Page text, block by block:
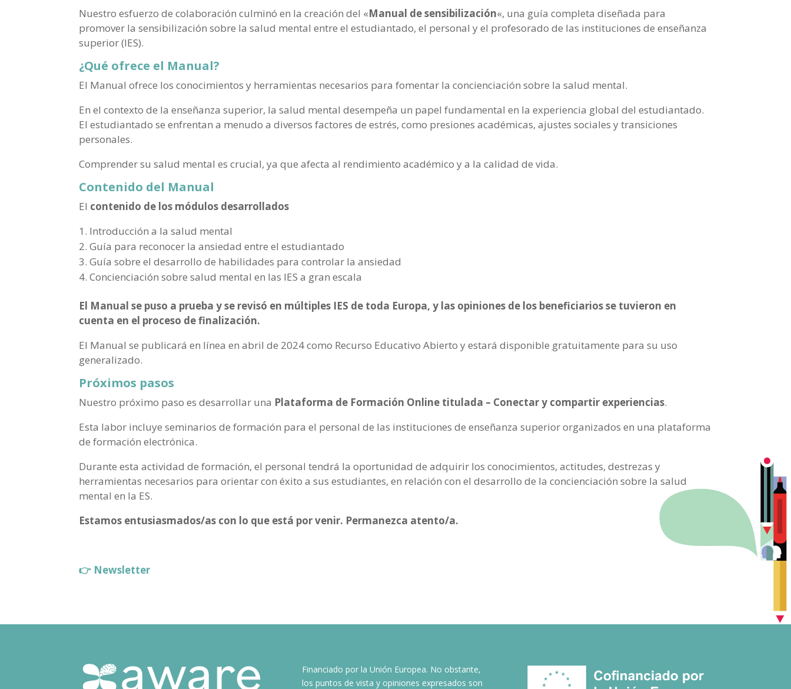
Nuestro esfuerzo de colaboración culminó en la creación del «Manual de sensibilización«, una guía completa diseñada para
promover la sensibilización sobre la salud mental entre el estudiantado, el personal y el profesorado de las instituciones de enseñanza
superior (IES).
¿Qué ofrece el Manual?
El Manual ofrece los conocimientos y herramientas necesarios para fomentar la concienciación sobre la salud mental.
En el contexto de la enseñanza superior, la salud mental desempeña un papel fundamental en la experiencia global del estudiantado.
El estudiantado se enfrentan a menudo a diversos factores de estrés, como presiones académicas, ajustes sociales y transiciones
personales.
Comprender su salud mental es crucial, ya que afecta al rendimiento académico y a la calidad de vida.
Contenido del Manual
El contenido de los módulos desarrollados
Introducción a la salud mental
Guía para reconocer la ansiedad entre el estudiantado
Guía sobre el desarrollo de habilidades para controlar la ansiedad
Concienciación sobre salud mental en las IES a gran escala
El Manual se puso a prueba y se revisó en múltiples IES de toda Europa, y las opiniones de los beneficiarios se tuvieron en
cuenta en el proceso de finalización.
El Manual se publicará en línea en abril de 2024 como Recurso Educativo Abierto y estará disponible gratuitamente para su uso
generalizado.
Próximos pasos
Nuestro próximo paso es desarrollar una Plataforma de Formación Online titulada – Conectar y compartir experiencias.
Esta labor incluye seminarios de formación para el personal de las instituciones de enseñanza superior organizados en una plataforma
de formación electrónica.
Durante esta actividad de formación, el personal tendrá la oportunidad de adquirir los conocimientos, actitudes, destrezas y
herramientas necesarios para orientar con éxito a sus estudiantes, en relación con el desarrollo de la concienciación sobre la salud
mental en la ES.
Estamos entusiasmados/as con lo que está por venir. Permanezca atento/a.
👉 Newsletter
Financiado por la Unión Europea. No obstante,
los puntos de vista y opiniones expresados son